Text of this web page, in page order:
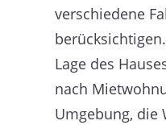
verschiedene
Lage des
nach
Umgebung, die